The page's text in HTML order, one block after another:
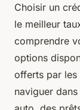
Choisir un
le meilleur
comprendre
options
offerts par les
naviguer